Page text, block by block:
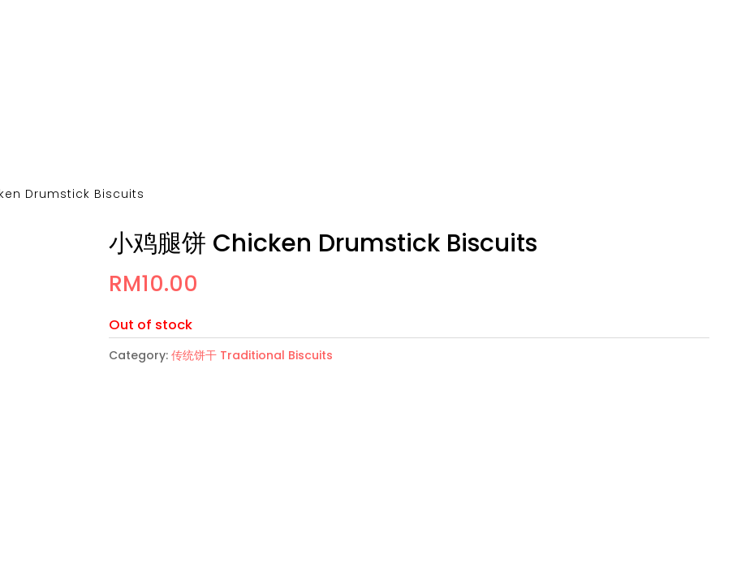
Drumstick Biscuits
小鸡腿饼 Chicken Drumstick Biscuits
RM10.00
Out of stock
Category: 传统饼干 Traditional Biscuits